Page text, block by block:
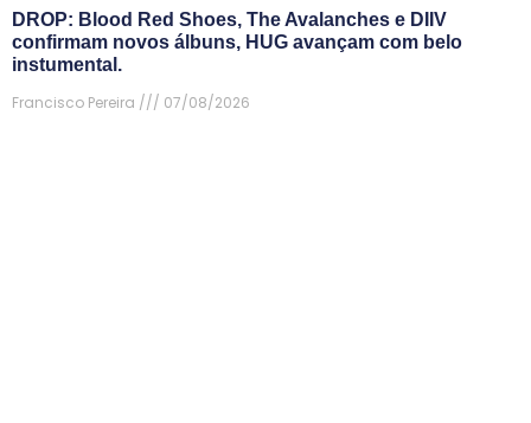
DROP: Blood Red Shoes, The Avalanches e DIIV
confirmam novos álbuns, HUG avançam com belo
instumental.
Francisco Pereira
07/08/2026